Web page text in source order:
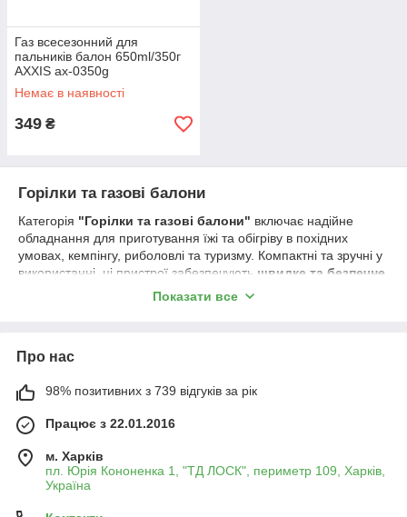
Газ всесезонний для
пальників балон 650ml/350г
AXXIS ax-0350g
Немає в наявності
349 ₴
Горілки та газові балони
Категорія "Горілки та газові балони" включає надійне
обладнання для приготування їжі та обігріву в похідних
умовах, кемпінгу, риболовлі та туризму. Компактні та зручні у
використанні, ці пристрої забезпечують швидке та безпечне
розпалювання вогню, незалежно від погодних умов.
приготування їжі на природі.
✔Портативні плити
✔
Газові балони
– різні об'єми та типи пального (ізобутан,
пропан-бутан), сумісні з горілками.
✔Аксесуари
– перехідники, шланги, адаптери для
підключення та безпечного використання газового
обладнання.
Переваги:
🔸 Легкість і компактність – зручно брати із собою в похід або
подорож.
Показати все
Про нас
98% позитивних з 739 відгуків за рік
Працює з 22.01.2016
м. Харків
пл. Юрія Кононенка 1, "ТД ЛОСК", периметр 109, Харків,
Україна